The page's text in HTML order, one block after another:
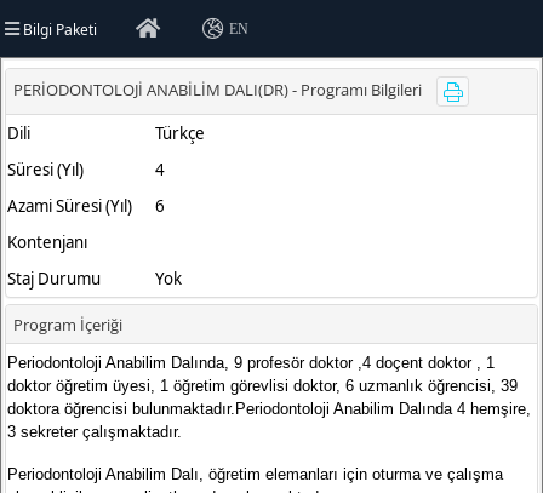
Bilgi Paketi EN